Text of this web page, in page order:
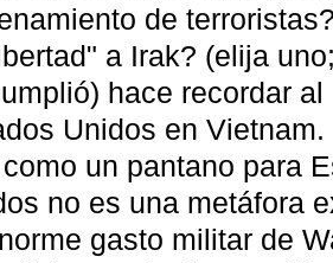
de
a Irak? (elija
hace recordar al
Unidos en
un pantano para
no es una metáfora
gasto militar de